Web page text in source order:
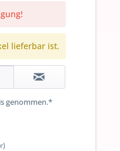
lieferbar ist.
genommen.*